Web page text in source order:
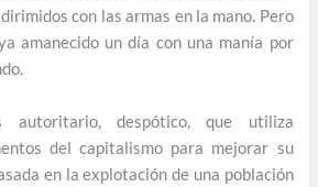
con las armas en la mano. Pero
amanecido un día con una manía por
despótico, que utiliza
del capitalismo para mejorar su
en la explotación de una población